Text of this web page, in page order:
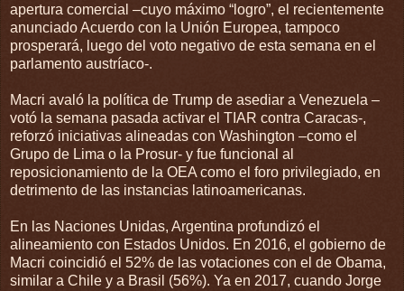
apertura comercial –cuyo máximo “logro”, el recientemente
anunciado Acuerdo con la Unión Europea, tampoco
prosperará, luego del voto negativo de esta semana en el
parlamento austríaco-.
Macri avaló la política de Trump de asediar a Venezuela –
votó la semana pasada activar el TIAR contra Caracas-,
reforzó iniciativas alineadas con Washington –como el
Grupo de Lima o la Prosur- y fue funcional al
reposicionamiento de la OEA como el foro privilegiado, en
detrimento de las instancias latinoamericanas.
En las Naciones Unidas, Argentina profundizó el
alineamiento con Estados Unidos. En 2016, el gobierno de
Macri coincidió el 52% de las votaciones con el de Obama,
similar a Chile y a Brasil (56%). Ya en 2017, cuando Jorge